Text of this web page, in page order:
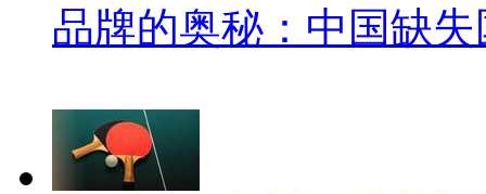
品牌的奥秘：中国缺